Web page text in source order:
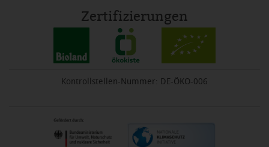
Zertifizierungen
Kontrollstellen-Nummer: DE-ÖKO-006